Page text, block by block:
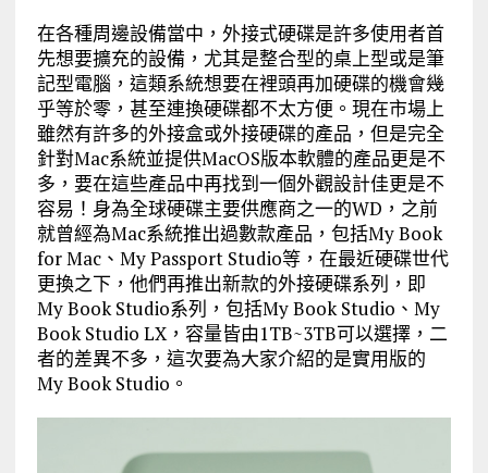
在各種周邊設備當中，外接式硬碟是許多使用者首
先想要擴充的設備，尤其是整合型的桌上型或是筆
記型電腦，這類系統想要在裡頭再加硬碟的機會幾
乎等於零，甚至連換硬碟都不太方便。現在市場上
雖然有許多的外接盒或外接硬碟的產品，但是完全
針對Mac系統並提供MacOS版本軟體的產品更是不
多，要在這些產品中再找到一個外觀設計佳更是不
容易！身為全球硬碟主要供應商之一的WD，之前
就曾經為Mac系統推出過數款產品，包括My Book
for Mac、My Passport Studio等，在最近硬碟世代
更換之下，他們再推出新款的外接硬碟系列，即
My Book Studio系列，包括My Book Studio、My
Book Studio LX，容量皆由1TB~3TB可以選擇，二
者的差異不多，這次要為大家介紹的是實用版的
My Book Studio。